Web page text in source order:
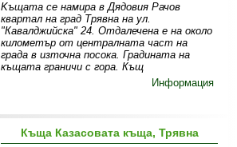
Kъщата се намира в Дядовия Рачов
квартал на град Трявна на ул.
"Кавалджийска" 24. Отдалечена е на около
километър от централната част на
града в източна посока. Градината на
къщата граничи с гора. Къщ
Информация
Къща Казасовата къща, Трявна